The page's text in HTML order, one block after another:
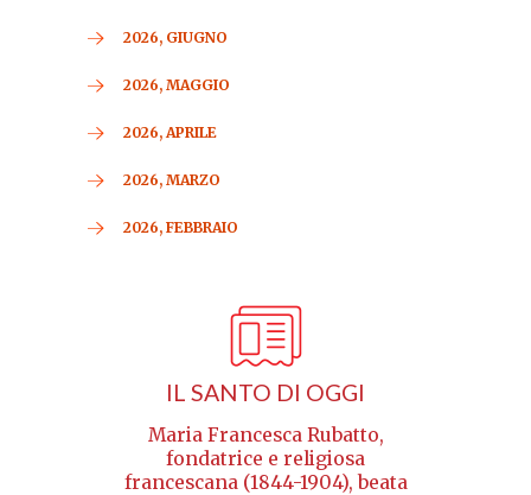
2026, GIUGNO
2026, MAGGIO
2026, APRILE
2026, MARZO
2026, FEBBRAIO
IL SANTO DI OGGI
Maria Francesca Rubatto,
fondatrice e religiosa
francescana (1844-1904), beata